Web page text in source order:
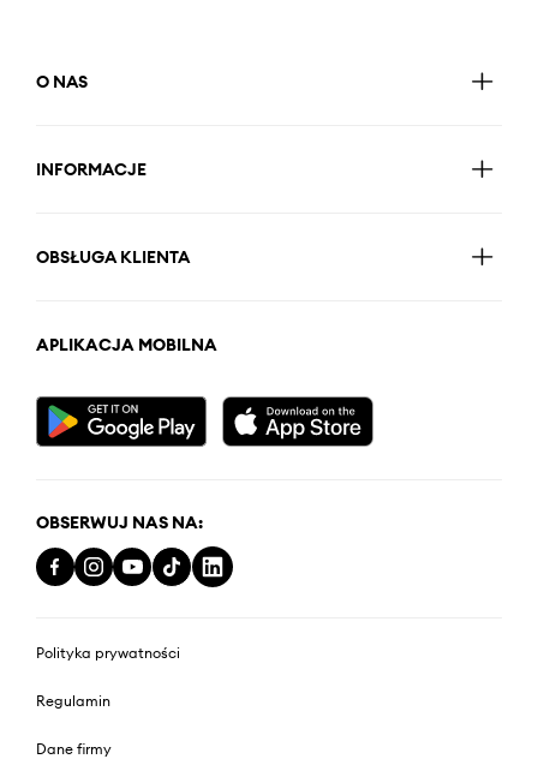
O NAS
INFORMACJE
OBSŁUGA KLIENTA
APLIKACJA MOBILNA
OBSERWUJ NAS NA:
Polityka prywatności
Regulamin
Dane firmy